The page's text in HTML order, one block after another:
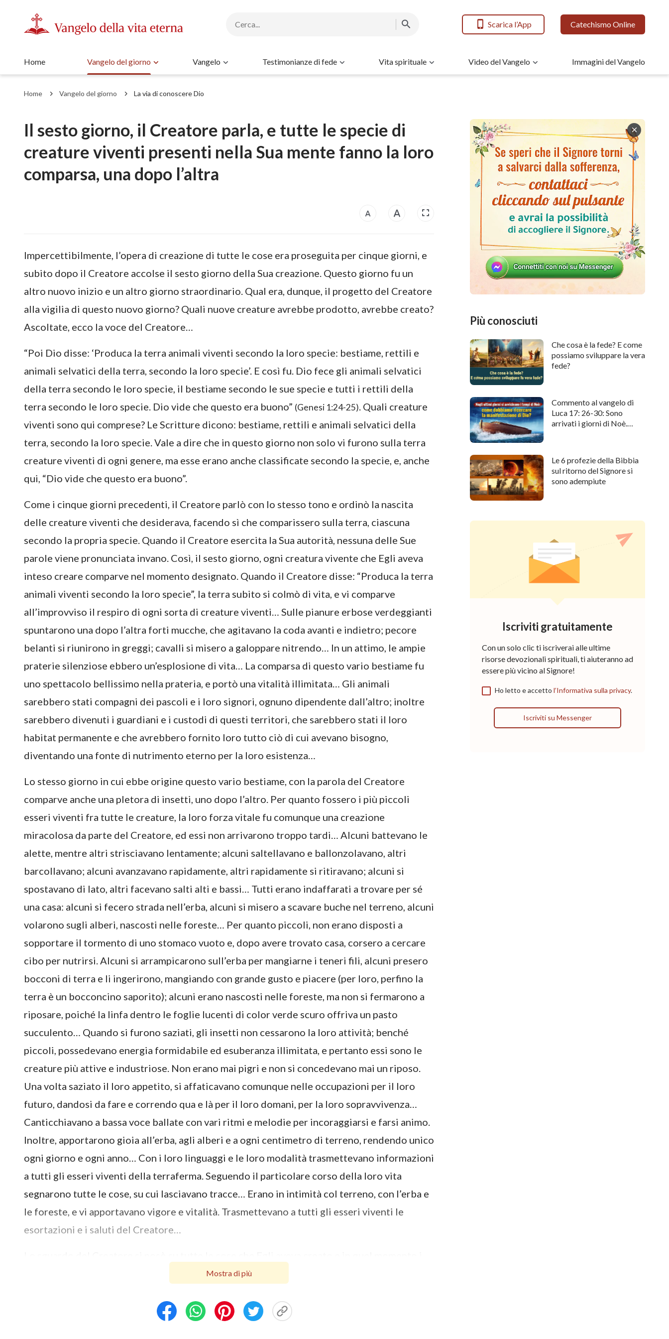
Scarica l’App Catechismo Online
Home Vangelo del giorno Vangelo Testimonianze di fede Vita spirituale Video del Vangelo Immagini del Vangelo
Home Vangelo del giorno La via di conoscere Dio
Il sesto giorno, il Creatore parla, e tutte le specie di
creature viventi presenti nella Sua mente fanno la loro
comparsa, una dopo l’altra
Impercettibilmente, l’opera di creazione di tutte le cose era proseguita per cinque giorni, e
subito dopo il Creatore accolse il sesto giorno della Sua creazione. Questo giorno fu un
altro nuovo inizio e un altro giorno straordinario. Qual era, dunque, il progetto del Creatore
alla vigilia di questo nuovo giorno? Quali nuove creature avrebbe prodotto, avrebbe creato?
Ascoltate, ecco la voce del Creatore…
“Poi Dio disse: ‘Produca la terra animali viventi secondo la loro specie: bestiame, rettili e
animali selvatici della terra, secondo la loro specie’. E così fu. Dio fece gli animali selvatici
della terra secondo le loro specie, il bestiame secondo le sue specie e tutti i rettili della
terra secondo le loro specie. Dio vide che questo era buono” (Genesi 1:24-25). Quali creature
viventi sono qui comprese? Le Scritture dicono: bestiame, rettili e animali selvatici della
terra, secondo la loro specie. Vale a dire che in questo giorno non solo vi furono sulla terra
creature viventi di ogni genere, ma esse erano anche classificate secondo la specie, e, anche
qui, “Dio vide che questo era buono”.
Come i cinque giorni precedenti, il Creatore parlò con lo stesso tono e ordinò la nascita
delle creature viventi che desiderava, facendo sì che comparissero sulla terra, ciascuna
secondo la propria specie. Quando il Creatore esercita la Sua autorità, nessuna delle Sue
parole viene pronunciata invano. Così, il sesto giorno, ogni creatura vivente che Egli aveva
inteso creare comparve nel momento designato. Quando il Creatore disse: “Produca la terra
animali viventi secondo la loro specie”, la terra subito si colmò di vita, e vi comparve
all’improvviso il respiro di ogni sorta di creature viventi… Sulle pianure erbose verdeggianti
spuntarono una dopo l’altra forti mucche, che agitavano la coda avanti e indietro; pecore
belanti si riunirono in greggi; cavalli si misero a galoppare nitrendo… In un attimo, le ampie
praterie silenziose ebbero un’esplosione di vita… La comparsa di questo vario bestiame fu
uno spettacolo bellissimo nella prateria, e portò una vitalità illimitata… Gli animali
sarebbero stati compagni dei pascoli e i loro signori, ognuno dipendente dall’altro; inoltre
sarebbero divenuti i guardiani e i custodi di questi territori, che sarebbero stati il loro
habitat permanente e che avrebbero fornito loro tutto ciò di cui avevano bisogno,
diventando una fonte di nutrimento eterno per la loro esistenza…
Lo stesso giorno in cui ebbe origine questo vario bestiame, con la parola del Creatore
comparve anche una pletora di insetti, uno dopo l’altro. Per quanto fossero i più piccoli
esseri viventi fra tutte le creature, la loro forza vitale fu comunque una creazione
miracolosa da parte del Creatore, ed essi non arrivarono troppo tardi… Alcuni battevano le
alette, mentre altri strisciavano lentamente; alcuni saltellavano e ballonzolavano, altri
barcollavano; alcuni avanzavano rapidamente, altri rapidamente si ritiravano; alcuni si
spostavano di lato, altri facevano salti alti e bassi… Tutti erano indaffarati a trovare per sé
una casa: alcuni si fecero strada nell’erba, alcuni si misero a scavare buche nel terreno, alcuni
volarono sugli alberi, nascosti nelle foreste… Per quanto piccoli, non erano disposti a
sopportare il tormento di uno stomaco vuoto e, dopo avere trovato casa, corsero a cercare
cibo per nutrirsi. Alcuni si arrampicarono sull’erba per mangiarne i teneri fili, alcuni presero
bocconi di terra e li ingerirono, mangiando con grande gusto e piacere (per loro, perfino la
terra è un bocconcino saporito); alcuni erano nascosti nelle foreste, ma non si fermarono a
riposare, poiché la linfa dentro le foglie lucenti di color verde scuro offriva un pasto
succulento… Quando si furono saziati, gli insetti non cessarono la loro attività; benché
piccoli, possedevano energia formidabile ed esuberanza illimitata, e pertanto essi sono le
creature più attive e industriose. Non erano mai pigri e non si concedevano mai un riposo.
Una volta saziato il loro appetito, si affaticavano comunque nelle occupazioni per il loro
futuro, dandosi da fare e correndo qua e là per il loro domani, per la loro sopravvivenza…
Canticchiavano a bassa voce ballate con vari ritmi e melodie per incoraggiarsi e farsi animo.
Inoltre, apportarono gioia all’erba, agli alberi e a ogni centimetro di terreno, rendendo unico
ogni giorno e ogni anno… Con i loro linguaggi e le loro modalità trasmettevano informazioni
a tutti gli esseri viventi della terraferma. Seguendo il particolare corso della loro vita
segnarono tutte le cose, su cui lasciavano tracce… Erano in intimità col terreno, con l’erba e
le foreste, e vi apportavano vigore e vitalità. Trasmettevano a tutti gli esseri viventi le
esortazioni e i saluti del Creatore…
Suoi occhi e la Sua mente si soffermarono su foreste e montagne. Mentre le Sue parole
diverso rispetto a tutte quelle arrivate in precedenza: erano gli animali selvatici nominati
Mostra di più
Più conosciuti
Che cosa è la fede? E come
possiamo sviluppare la vera
fede?
Commento al vangelo di
Luca 17: 26-30: Sono
arrivati i giorni di Noè.
Le 6 profezie della Bibbia
sul ritorno del Signore si
sono adempiute
Iscriviti gratuitamente
Con un solo clic ti iscriverai alle ultime
risorse devozionali spirituali, ti aiuteranno ad
essere più vicino al Signore!
Ho letto e accetto l’Informativa sulla privacy.
Iscriviti su Messenger